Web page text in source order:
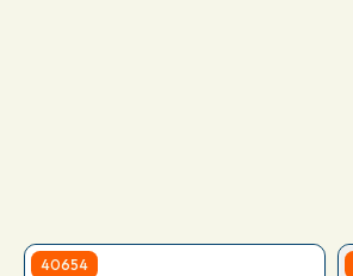
40654